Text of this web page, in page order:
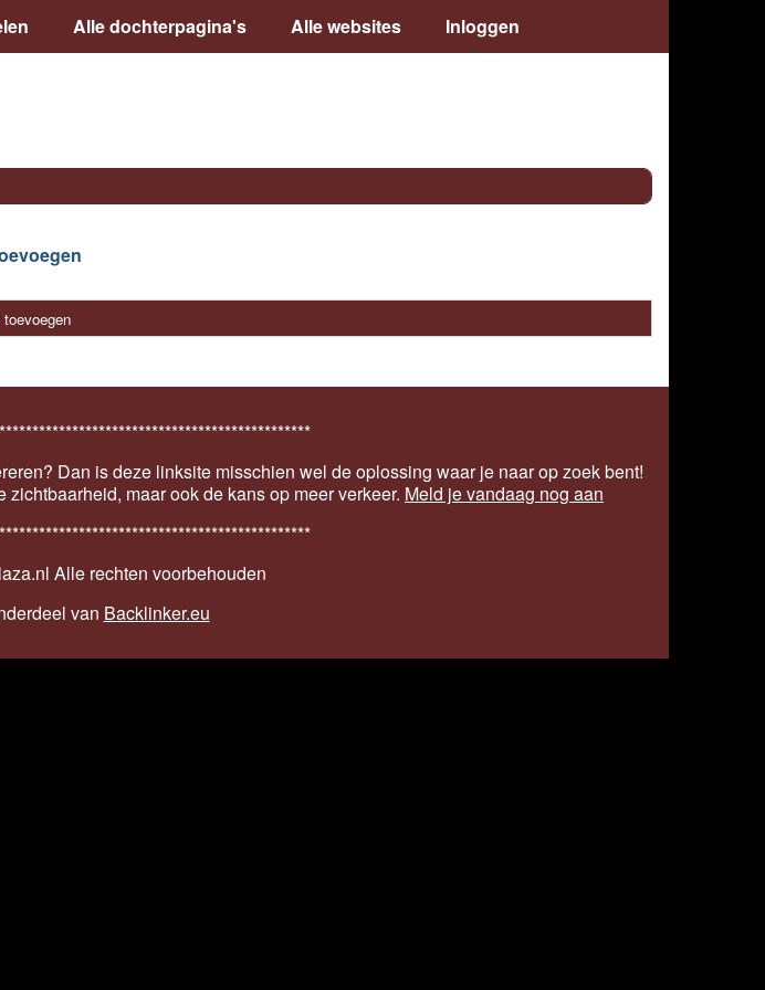
Alle dochterpagina's Alle websites Inloggen
toevoegen
Dan is deze linksite misschien wel de oplossing waar je naar op zoek bent!
maar ook de kans op meer verkeer. Meld je vandaag nog aan
Alle rechten voorbehouden
van Backlinker.eu